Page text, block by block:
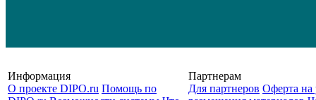
Информация
О проекте DIPO.ru Помощь по
Партнерам
Для партнеров Оферта на